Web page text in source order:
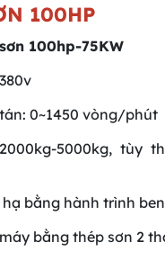
100HP
100hp-75KW
0~1450 vòng/phút
5000kg, tùy
bằng hành trình
bằng thép sơn 2